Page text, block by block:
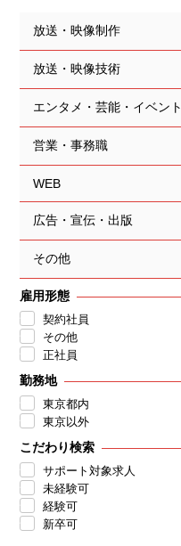
放送・映像制作
放送・映像技術
エンタメ・芸能・イベント
営業・事務職
WEB
広告・宣伝・出版
その他
雇用形態
契約社員
その他
正社員
勤務地
東京都内
東京以外
こだわり検索
サポート対象求人
未経験可
経験可
新卒可